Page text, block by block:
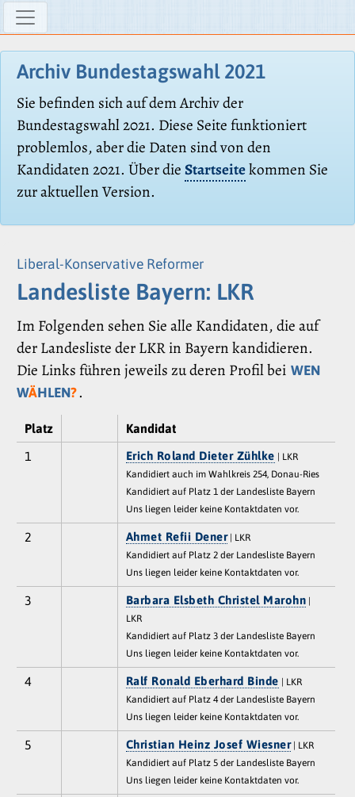
Archiv Bundestagswahl 2021
Sie befinden sich auf dem Archiv der
Bundestagswahl 2021. Diese Seite funktioniert
problemlos, aber die Daten sind von den
Kandidaten 2021. Über dieStartseitekommen Sie
zur aktuellen Version.
Liberal-Konservative Reformer
Landesliste Bayern: LKR
Im Folgenden sehen Sie alle Kandidaten, die auf
der Landesliste der LKR in Bayern kandidieren.
Die Links führen jeweils zu deren Profil bei WEN
WÄHLEN?.
Platz
Kandidat
1
Erich Roland Dieter Zühlke | LKR
Kandidiert auch im Wahlkreis 254, Donau-Ries
Kandidiert auf Platz 1 der Landesliste Bayern
Uns liegen leider keine Kontaktdaten vor.
2 Ahmet Refii Dener| LKR
Kandidiert auf Platz 2 der Landesliste Bayern
Uns liegen leider keine Kontaktdaten vor.
3 Barbara Elsbeth Christel Marohn
LKR
Kandidiert auf Platz 3 der Landesliste Bayern
Uns liegen leider keine Kontaktdaten vor.
4 Ralf Ronald Eberhard Binde | LKR
Kandidiert auf Platz 4 der Landesliste Bayern
Uns liegen leider keine Kontaktdaten vor.
5 Christian Heinz Josef Wiesner| LKR
Kandidiert auf Platz 5 der Landesliste Bayern
Uns liegen leider keine Kontaktdaten vor.